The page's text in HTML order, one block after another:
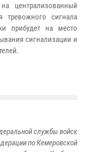
централизованный
тревожного сигнала
прибудет на место
сигнализации и
службы войск
по Кемеровской